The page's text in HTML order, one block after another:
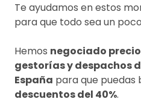
Te ayudamos en estos
para que todo sea un
Hemos negociado
gestorías y despachos
España para que puedas
descuentos del 40%.